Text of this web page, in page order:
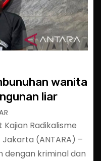
wanita
liar
Kajian Radikalisme
Jakarta (ANTARA) –
dengan kriminal dan